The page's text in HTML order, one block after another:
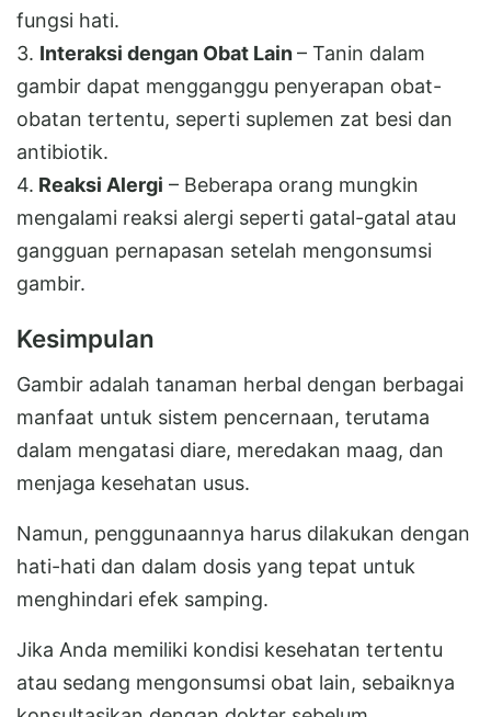
fungsi hati.
3. Interaksi dengan Obat Lain– Tanin dalam
gambir dapat mengganggu penyerapan obat-
obatan tertentu, seperti suplemen zat besi dan
antibiotik.
4. Reaksi Alergi – Beberapa orang mungkin
mengalami reaksi alergi seperti gatal-gatal atau
gangguan pernapasan setelah mengonsumsi
gambir.
Kesimpulan
Gambir adalah tanaman herbal dengan berbagai
manfaat untuk sistem pencernaan, terutama
dalam mengatasi diare, meredakan maag, dan
menjaga kesehatan usus.
Namun, penggunaannya harus dilakukan dengan
hati-hati dan dalam dosis yang tepat untuk
menghindari efek samping.
Jika Anda memiliki kondisi kesehatan tertentu
atau sedang mengonsumsi obat lain, sebaiknya